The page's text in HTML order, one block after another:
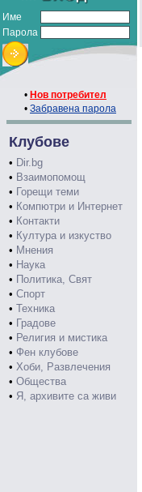
Име
Парола
• Нов потребител
• Забравена парола
Клубове
• Dir.bg
• Взаимопомощ
• Горещи теми
• Компютри и Интернет
• Контакти
• Култура и изкуство
• Мнения
• Наука
• Политика, Свят
• Спорт
• Техника
• Градове
• Религия и мистика
• Фен клубове
• Хоби, Развлечения
• Общества
• Я, архивите са живи